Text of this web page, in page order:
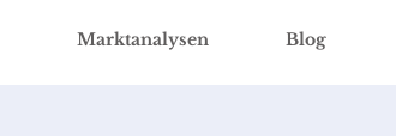
Marktanalysen Blog